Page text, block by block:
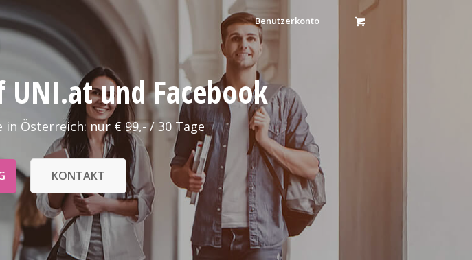
Benutzerkonto
und Facebook
Österreich: nur € 99,- / 30 Tage
KONTAKT